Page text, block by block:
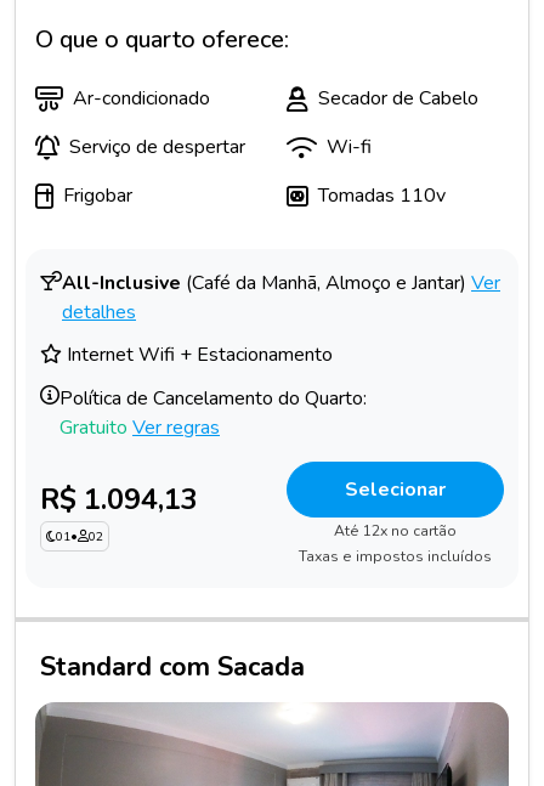
O que o quarto oferece:
Ar-condicionado
Secador de Cabelo
Serviço de despertar
Wi-fi
Frigobar
Tomadas 110v
All-Inclusive (Café da Manhã, Almoço e Jantar) Ver
detalhes
Internet Wifi + Estacionamento
Política de Cancelamento do Quarto:
Gratuito Ver regras
R$ 1.094,13
01• 02
Selecionar
Até 12x no cartão
Taxas e impostos incluídos
Standard com Sacada